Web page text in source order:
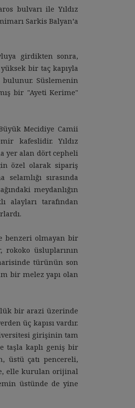
bulvarı ile Yıldız
Sarkis Balyan’a
girdikten sonra,
bir taç kapıyla
Süslemenin
bir "Ayeti Kerime"
Mecidiye Camii
kafeslidir. Yıldız
yer alan dört cepheli
özel olarak sipariş
sırasında
meydanlığın
alayları tarafından
benzeri olmayan bir
rokoko üsluplarının
türünün son
bir melez yapı olan
bir arazi üzerinde
üç kapısı vardır.
girişinin tam
taşla kaplı geniş bir
üstü çatı pencereli,
elle kurulan orijinal
üstünde de yine